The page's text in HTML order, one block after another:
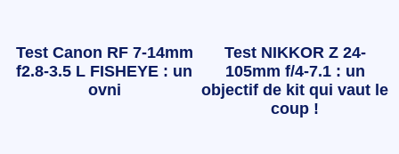
Test Canon RF 7-14mm
f2.8-3.5 L FISHEYE : un
ovni
Test NIKKOR Z 24-
105mm f/4-7.1 : un
objectif de kit qui vaut le
coup !